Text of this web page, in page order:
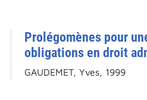
Prolégomènes pour
obligations en droit
GAUDEMET, Yves, 1999